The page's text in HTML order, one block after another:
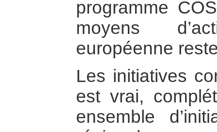
programme
moyens
européenne
Les initiatives
est vrai,
ensemble